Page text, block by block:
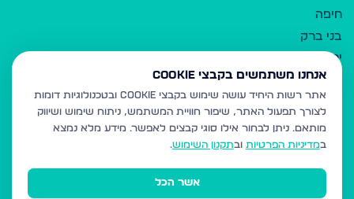
חיפה
בני ברק
ירושלים
אלעד
גבעת זאב
בית שמש
רכסים
מודיעין עילית
אנחנו משתמשים בקבצי Cookie
אתר רשות היחיד עושה שימוש בקבצי Cookie ובטכנולוגיות דומות
לצורך תפעול האתר, שיפור חוויית המשתמש, ניתוח שימוש ושיווק
מותאם. ניתן לבחור אילו סוגי קבצים לאפשר. מידע מלא נמצא
במדיניות הפרטיות ובתקנון השימוש.
אשר הכל